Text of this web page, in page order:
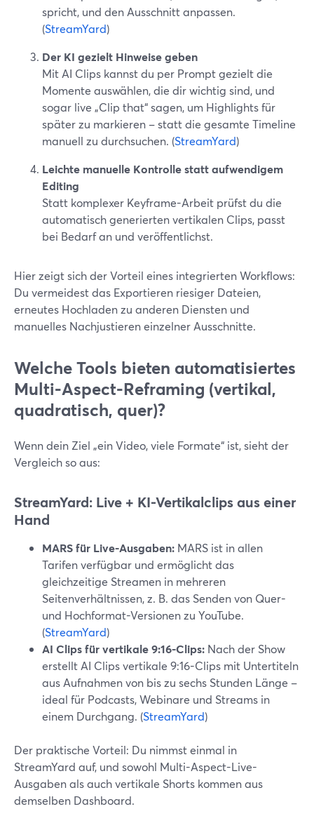
spricht, und den Ausschnitt anpassen.
(StreamYard)
Der KI gezielt Hinweise geben
Mit AI Clips kannst du per Prompt gezielt die
Momente auswählen, die dir wichtig sind, und
sogar live „Clip that“ sagen, um Highlights für
später zu markieren – statt die gesamte Timeline
manuell zu durchsuchen. (StreamYard)
Leichte manuelle Kontrolle statt aufwendigem
Editing
Statt komplexer Keyframe-Arbeit prüfst du die
automatisch generierten vertikalen Clips, passt
bei Bedarf an und veröffentlichst.
Hier zeigt sich der Vorteil eines integrierten Workflows:
Du vermeidest das Exportieren riesiger Dateien,
erneutes Hochladen zu anderen Diensten und
manuelles Nachjustieren einzelner Ausschnitte.
Welche Tools bieten automatisiertes
Multi-Aspect-Reframing (vertikal,
quadratisch, quer)?
Wenn dein Ziel „ein Video, viele Formate“ ist, sieht der
Vergleich so aus:
StreamYard: Live + KI-Vertikalclips aus einer
Hand
MARS für Live-Ausgaben: MARS ist in allen
Tarifen verfügbar und ermöglicht das
gleichzeitige Streamen in mehreren
Seitenverhältnissen, z. B. das Senden von Quer-
und Hochformat-Versionen zu YouTube.
(StreamYard)
AI Clips für vertikale 9:16-Clips: Nach der Show
erstellt AI Clips vertikale 9:16-Clips mit Untertiteln
aus Aufnahmen von bis zu sechs Stunden Länge –
ideal für Podcasts, Webinare und Streams in
einem Durchgang. (StreamYard)
Der praktische Vorteil: Du nimmst einmal in
StreamYard auf, und sowohl Multi-Aspect-Live-
Ausgaben als auch vertikale Shorts kommen aus
demselben Dashboard.